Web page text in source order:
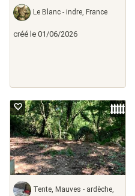
Le Blanc - indre, France
créé le 01/06/2026
Tente, Mauves - ardèche,